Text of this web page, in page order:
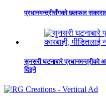
प्रधानमन्त्रीसँगको छलफल
सुनसरी घटनाबारे प्रधानमन्त्रीको
दिइने